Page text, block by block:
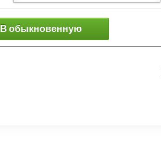
В обыкновенную